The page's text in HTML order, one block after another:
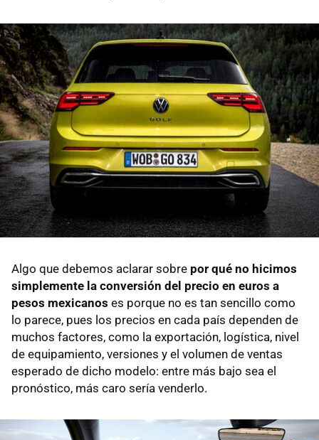
Algo que debemos aclarar sobre por qué no hicimos
simplemente la conversión del precio en euros a
pesos mexicanos es porque no es tan sencillo como
lo parece, pues los precios en cada país dependen de
muchos factores, como la exportación, logística, nivel
de equipamiento, versiones y el volumen de ventas
esperado de dicho modelo: entre más bajo sea el
pronóstico, más caro sería venderlo.